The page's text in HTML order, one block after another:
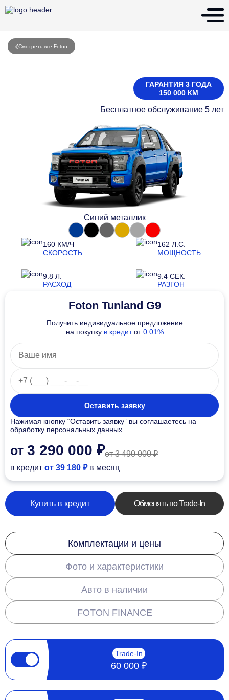
Смотреть все Foton
ГАРАНТИЯ 3 ГОДА
150 000 КМ
Бесплатное обслуживание 5 лет
160 КМ/Ч
СКОРОСТЬ
162 Л.С.
МОЩНОСТЬ
9.8 Л.
РАСХОД
9.4 СЕК.
РАЗГОН
Синий металлик
Foton Tunland G9
Получить индивидуальное предложение
на покупку в кредитот0.01%
Оставить заявку
Нажимая кнопку “Оставить заявку” вы соглашаетесь на
обработку персональных данных
от 3 290 000 ₽от 3 490 000 ₽
в кредит от 39 180 ₽ в месяц
Купить в кредит Обменять по Trade-In
Комплектации и цены
Фото и характеристики
Авто в наличии
FOTON FINANCE
Trade-In
60 000 ₽